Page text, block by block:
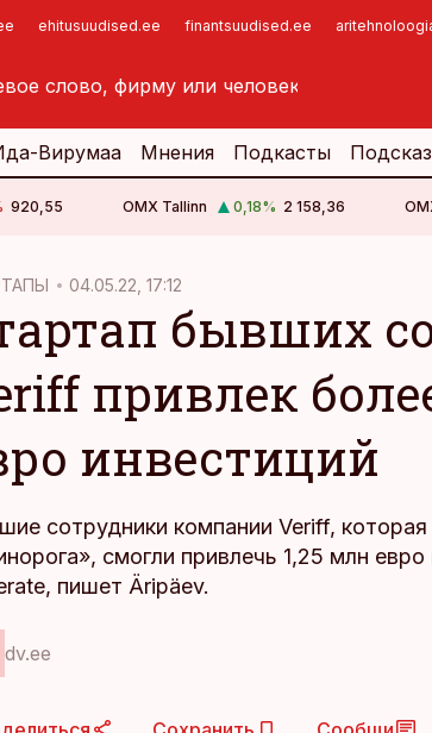
ehitusuudised.ee finantsuudised.ee
Вирумаа Мнения Подкасты
920,55 OMX Tallinn 0,18% 2 158,36
04.05.22, 17:12
бывших
привлек
инвестиций
сотрудники компании Veriff,
смогли привлечь 1,25 млн
пишет Äripäev.
dv.ee